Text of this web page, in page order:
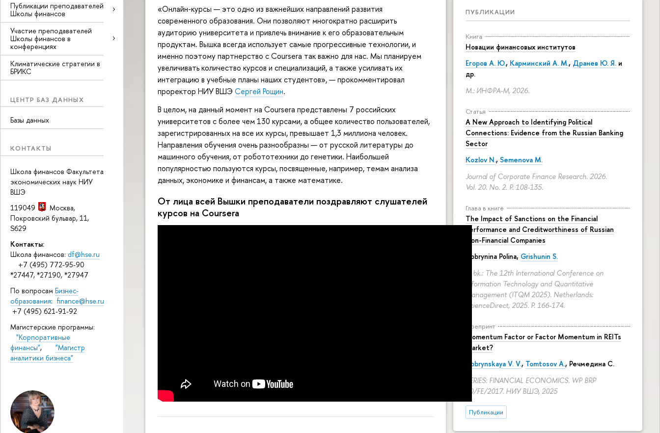
Публикации преподавателей
Школы финансов
Участие преподавателей
Школы финансов в
конференциях
Климатические стратегии в
БРИКС
ЦЕНТР БАЗ ДАННЫХ
Базы данных
КОНТАКТЫ
Школа финансов Факультета
экономических наук НИУ
ВШЭ
119049
Москва,
Покровский бульвар, 11,
S629
Контакты:
Школа финансов: df@hse.ru
+7 (495) 772-95-90
*27447, *27190, *27947
По вопросам Бизнес-
образования: finance@hse.ru
+7 (495) 621-91-92
Магистерские программы:
"Корпоративные
финансы", "Магистр
аналитики бизнеса"
ПУБЛИКАЦИИ
Книга
Новации финансовых институтов
Егоров А. Ю., Карминский А. М., Дранев Ю. Я. и
др.
М.: ИНФРА-М, 2026.
Статья
A New Approach to Identifying Political
Connections: Evidence from the Russian Banking
Sector
Kozlov N., Semenova M.
Journal of Corporate Finance Research. 2026.
Vol. 20. No. 2. P. 108-135.
Глава в книге
The Impact of Sanctions on the Financial
Performance and Creditworthiness of Russian
Non-Financial Companies
Dobrynina Polina, Grishunin S.
In bk.: The 12th International Conference on
Information Technology and Quantitative
Management (ITQM 2025). Netherlands:
ScienceDirect, 2025. P. 166-174.
Препринт
Momentum Factor or Factor Momentum in REITs
Market?
Dobrynskaya V. V., Tomtosov A., Речмедина С.
SERIES: FINANCIAL ECONOMICS. WP BRP
60/FE/2017. НИУ ВШЭ, 2025
Публикации
«Онлайн-курсы — это одно из важнейших направлений развития
современного образования. Они позволяют многократно расширить
аудиторию университета и привлечь внимание к его образовательным
продуктам. Вышка всегда использует самые прогрессивные технологии, и
именно поэтому партнерство с Coursera так важно для нас. Мы планируем
увеличивать количество курсов и специализаций, а также усиливать их
интеграцию в учебные планы наших студентов», — прокомментировал
проректор НИУ ВШЭ Сергей Рощин.
В целом, на данный момент на Coursera представлены 7 российских
университетов с более чем 130 курсами, а общее количество пользователей,
зарегистрированных на все их курсы, превышает 1,3 миллиона человек.
Направления обучения очень разнообразны — от русской литературы до
машинного обучения, от робототехники до генетики. Наибольшей
популярностью пользуются курсы, посвященные, например, темам анализа
данных, экономике и финансам, а также математике.
От лица всей Вышки преподаватели поздравляют слушателей
курсов на Coursera